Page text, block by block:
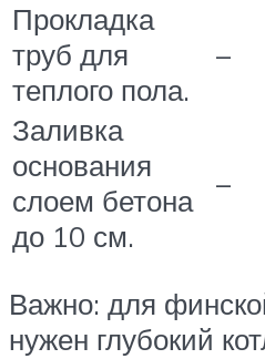
Прокладка
труб для
теплого пола.
–
Заливка
основания
слоем бетона
до 10 см.
–
Важно: для
нужен глубокий